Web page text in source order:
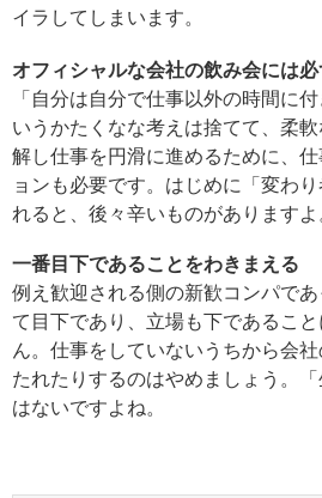
イラしてしまいます。
オフィシャルな会社の飲み会には
「自分は自分で仕事以外の時間に
いうかたくなな考えは捨てて、柔
解し仕事を円滑に進めるために、
ョンも必要です。はじめに「変わ
れると、後々辛いものがありますよ
一番目下であることをわきまえる
例え歓迎される側の新歓コンパで
て目下であり、立場も下であるこ
ん。仕事をしていないうちから会
たれたりするのはやめましょう。
はないですよね。